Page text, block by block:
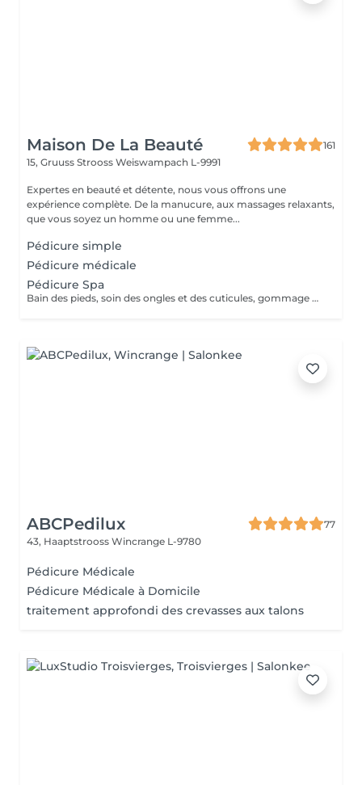
Maison De La Beauté
161
15, Gruuss Strooss Weiswampach L-9991
Expertes en beauté et détente, nous vous offrons une
expérience complète. De la manucure, aux massages relaxants,
que vous soyez un homme ou une femme...
Pédicure simple
Pédicure médicale
Pédicure Spa
Bain des pieds, soin des ongles et des cuticules, gommage et massage
ABCPedilux
77
43, Haaptstrooss Wincrange L-9780
Pédicure Médicale
Pédicure Médicale à Domicile
traitement approfondi des crevasses aux talons